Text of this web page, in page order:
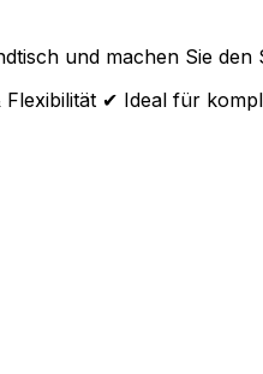
und machen Sie
✔ Ideal für